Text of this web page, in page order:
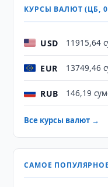
КУРСЫ ВАЛЮТ (ЦБ,
USD 11915,64
EUR 13749,46
RUB 146,19
Все курсы валют →
САМОЕ ПОПУЛЯРНОЕ